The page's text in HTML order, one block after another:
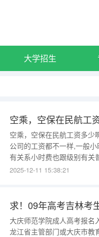
大学招生
空乘，空保在民航工资多少
公司的工资都不一样,一般
有关系小时费也跟级别有关
标准比招飞少不了多少眼镜
身全部
2025-12-11 15:38:21
求！09年高考吉林考
大庆师范学院成人高考报名
龙江省主管部门或大庆市教